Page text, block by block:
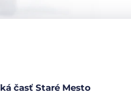
časť Staré Mesto